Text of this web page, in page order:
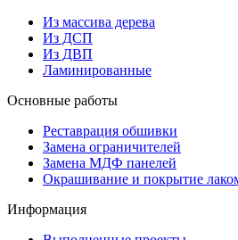
Из массива дерева
Из ДСП
Из ДВП
Ламинированные
Основные работы
Реставрация обшивки
Замена ограничителей
Замена МДФ панелей
Окрашивание и покрытие
Информация